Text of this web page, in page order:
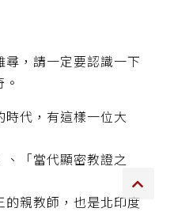
，請一定要認識一下
代，有這樣一位大
「當代顯密教證之
親教師，也是北印度